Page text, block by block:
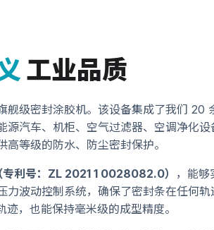
工业品质
舰级密封涂胶机。该设备集成了我们 20
汽车、机柜、空气过滤器、空调净化设
等级的防水、防尘密封保护。
利号：ZL 2021 1 0028082.0） ，能够
力波动控制系统，确保了密封条在任何
，也能保持毫米级的成型精度。